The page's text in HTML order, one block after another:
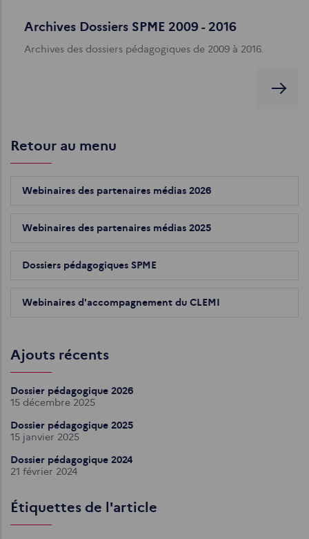
Archives Dossiers SPME 2009 - 2016
Archives des dossiers pédagogiques de 2009 à 2016.
Retour au menu
Webinaires des partenaires médias 2026
Webinaires des partenaires médias 2025
Dossiers pédagogiques SPME
Webinaires d'accompagnement du CLEMI
Ajouts récents
Dossier pédagogique 2026
15 décembre 2025
Dossier pédagogique 2025
15 janvier 2025
Dossier pédagogique 2024
21 février 2024
Étiquettes de l'article